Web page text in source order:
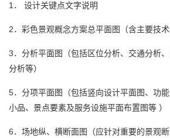
1． 设计关键点文字说明
2．彩色景观概念方案总平面图 （含主要技
3．分析平面图（包括区位分析、交通分析
分析等）
5．分项平面图（包括竖向设计平面图、功
小品、景点要素及服务设施平面布置图等 ）
6．场地纵、横断面图（应针对重要的景观